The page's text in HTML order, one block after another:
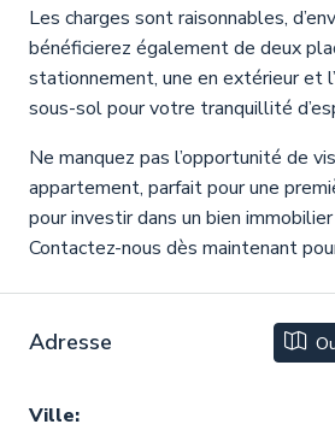
Les charges sont raisonnables,
bénéficierez également de deux
stationnement, une en extérieur et
sous-sol pour votre tranquillité
Ne manquez pas l’opportunité de
appartement, parfait pour une
pour investir dans un bien
Contactez-nous dès maintenant
Adresse
Ville: